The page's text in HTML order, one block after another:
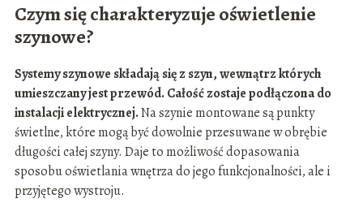
Czym się charakteryzuje oświetlenie
szynowe?
Systemy szynowe składają się z szyn, wewnątrz których
umieszczany jest przewód. Całość zostaje podłączona do
instalacji elektrycznej.Na szynie montowane są punkty
świetlne, które mogą być dowolnie przesuwane w obrębie
długości całej szyny. Daje to możliwość dopasowania
sposobu oświetlania wnętrza do jego funkcjonalności, ale i
przyjętego wystroju.